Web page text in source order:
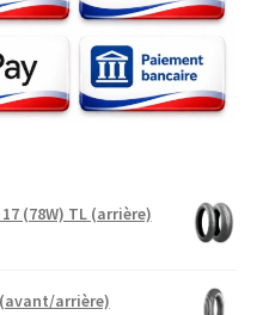
(78W) TL (arrière)
(avant/arrière)